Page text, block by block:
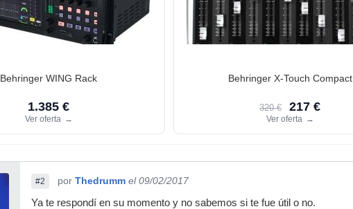
Behringer WING Rack
1.385 €
Ver oferta →
Behringer X-Touch Compact
320 € 217 €
Ver oferta →
#2 por Thedrumm el 09/02/2017
Ya te respondí en su momento y no sabemos si te fue útil o no.